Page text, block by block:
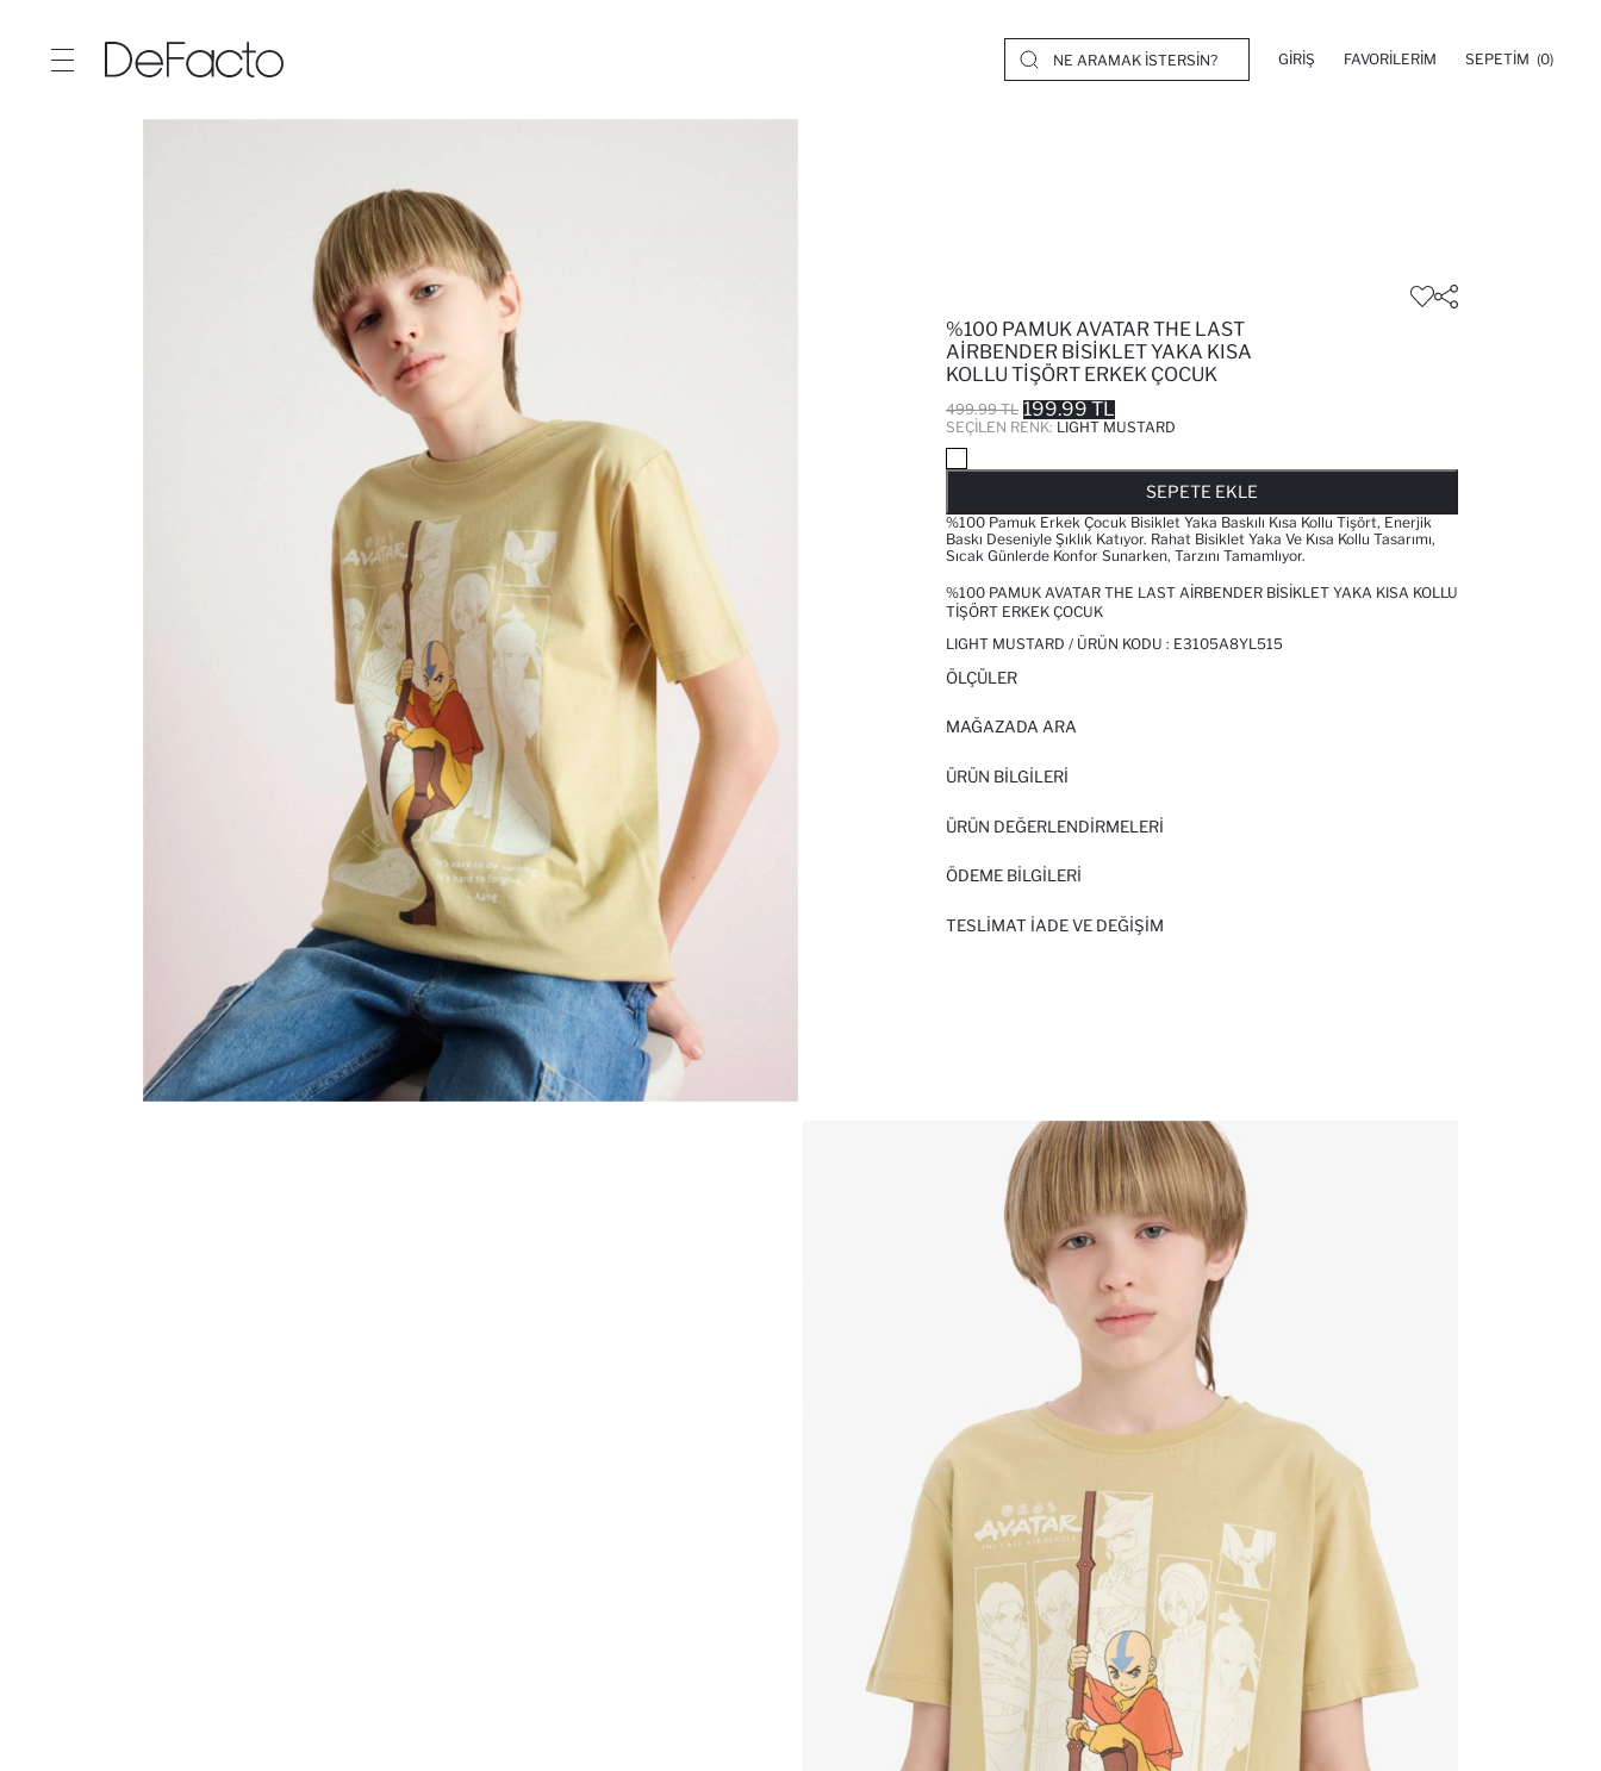
GIRIŞ FAVORILERIM SEPETIM (0)
%100 PAMUK AVATAR THE LAST
AIRBENDER BISIKLET YAKA KISA
KOLLU TIŞÖRT ERKEK ÇOCUK
499.99 TL 199.99 TL
SEÇILEN RENK: LIGHT MUSTARD
SEPETE EKLE
%100 Pamuk Erkek Çocuk Bisiklet Yaka Baskılı Kısa Kollu Tişört, Enerjik
Baskı Deseniyle Şıklık Katıyor. Rahat Bisiklet Yaka Ve Kısa Kollu Tasarımı,
Sıcak Günlerde Konfor Sunarken, Tarzını Tamamlıyor.
%100 PAMUK AVATAR THE LAST AIRBENDER BISIKLET YAKA KISA KOLLU
TIŞÖRT ERKEK ÇOCUK
LIGHT MUSTARD / ÜRÜN KODU : E3105A8YL515
ÖLÇÜLER
MAĞAZADA ARA
ÜRÜN BILGILERI
ÜRÜN DEĞERLENDİRMELERİ
ÖDEME BİLGİLERİ
TESLIMAT İADE VE DEĞIŞIM